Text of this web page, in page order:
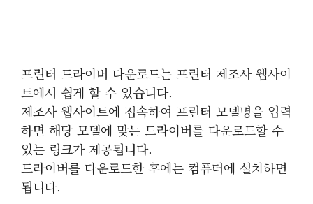
프린터 드라이버 다운로드는 프린터 제조사 웹사이
트에서 쉽게 할 수 있습니다.
제조사 웹사이트에 접속하여 프린터 모델명을 입력
하면 해당 모델에 맞는 드라이버를 다운로드할 수
있는 링크가 제공됩니다.
드라이버를 다운로드한 후에는 컴퓨터에 설치하면
됩니다.